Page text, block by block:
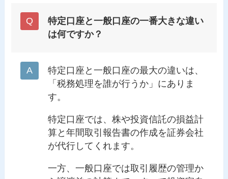
特定口座と一般口座の一番大きな違い
は何ですか？
特定口座と一般口座の最大の違いは、
「税務処理を誰が行うか」にありま
す。
特定口座では、株や投資信託の損益計
算と年間取引報告書の作成を証券会社
が代行してくれます。
一方、一般口座では取引履歴の管理か